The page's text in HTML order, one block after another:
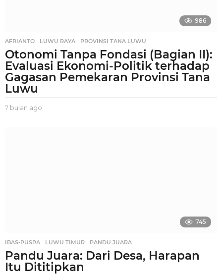
986
AFRIANTO ,LUWU RAYA ,PROVINSI TANA LUWU
Otonomi Tanpa Fondasi (Bagian II):
Evaluasi Ekonomi-Politik terhadap
Gagasan Pemekaran Provinsi Tana
Luwu
7 bulan ago
745
IBAS-PUSPA ,LUWU TIMUR ,PANDU JUARA
Pandu Juara: Dari Desa, Harapan
Itu Dititipkan